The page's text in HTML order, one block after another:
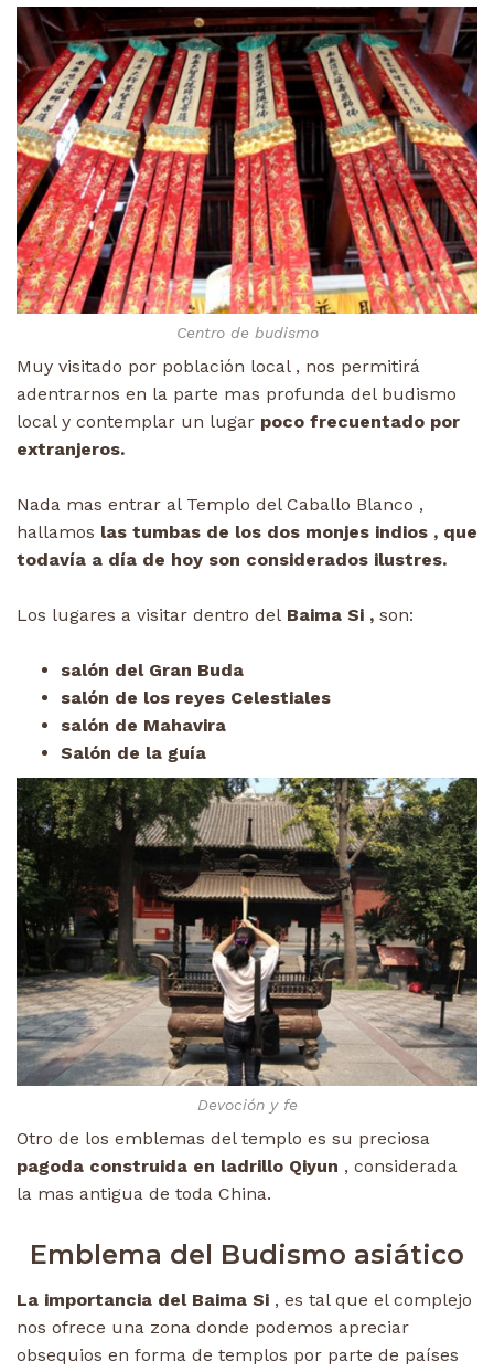
Centro de budismo
Muy visitado por población local , nos permitirá
adentrarnos en la parte mas profunda del budismo
local y contemplar un lugar poco frecuentado por
extranjeros.
Nada mas entrar al Templo del Caballo Blanco ,
hallamos las tumbas de los dos monjes indios , que
todavía a día de hoy son considerados ilustres.
Los lugares a visitar dentro del Baima Si , son:
salón del Gran Buda
salón de los reyes Celestiales
salón de Mahavira
Salón de la guía
Devoción y fe
Otro de los emblemas del templo es su preciosa
pagoda construida en ladrillo Qiyun , considerada
la mas antigua de toda China.
Emblema del Budismo asiático
La importancia del Baima Si , es tal que el complejo
nos ofrece una zona donde podemos apreciar
obsequios en forma de templos por parte de países